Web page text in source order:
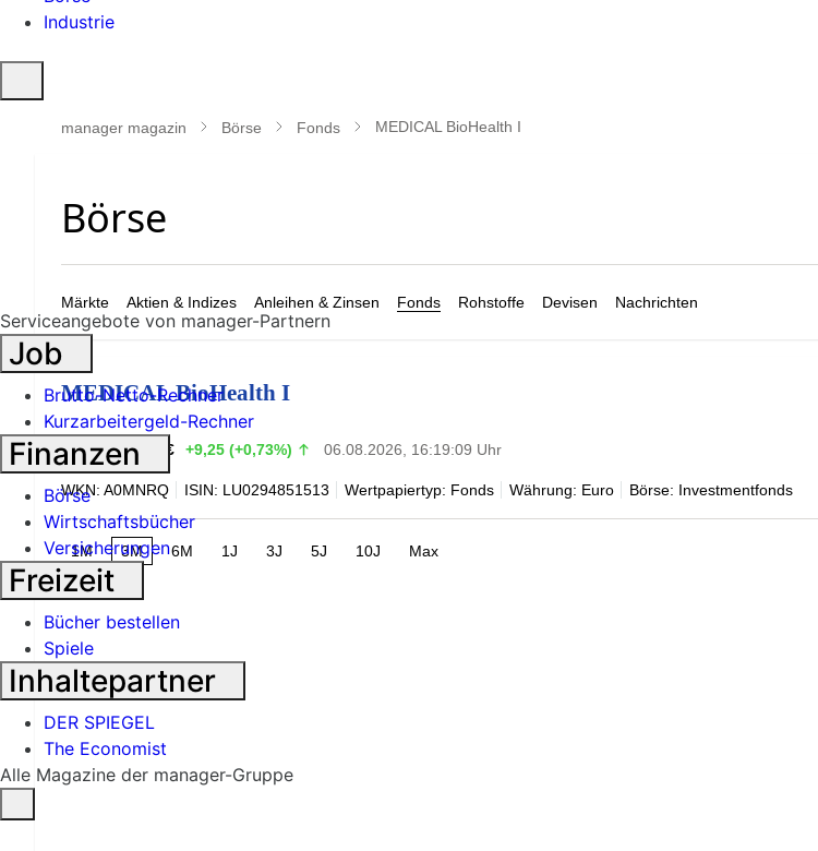
Industrie
öffnen
manager magazin Börse Fonds MEDICAL BioHealth I
Märkte Aktien & Indizes Anleihen & Zinsen Fonds Rohstoffe Devisen Nachrichten
MEDICAL BioHealth I
1.284,94 € +9,25 (+0,73%) 06.08.2026, 16:19:09 Uhr
WKN: A0MNRQ ISIN: LU0294851513 Wertpapiertyp: Fonds Währung: Euro Börse: Investmentfonds
1M 3M 6M 1J 3J 5J 10J Max
Serviceangebote von manager-Partnern
Job
Brutto-Netto-Rechner
Kurzarbeitergeld-Rechner
Finanzen
Börse
Wirtschaftsbücher
Versicherungen
Freizeit
Bücher bestellen
Spiele
Inhaltepartner
DER SPIEGEL
The Economist
Alle Magazine der manager-Gruppe